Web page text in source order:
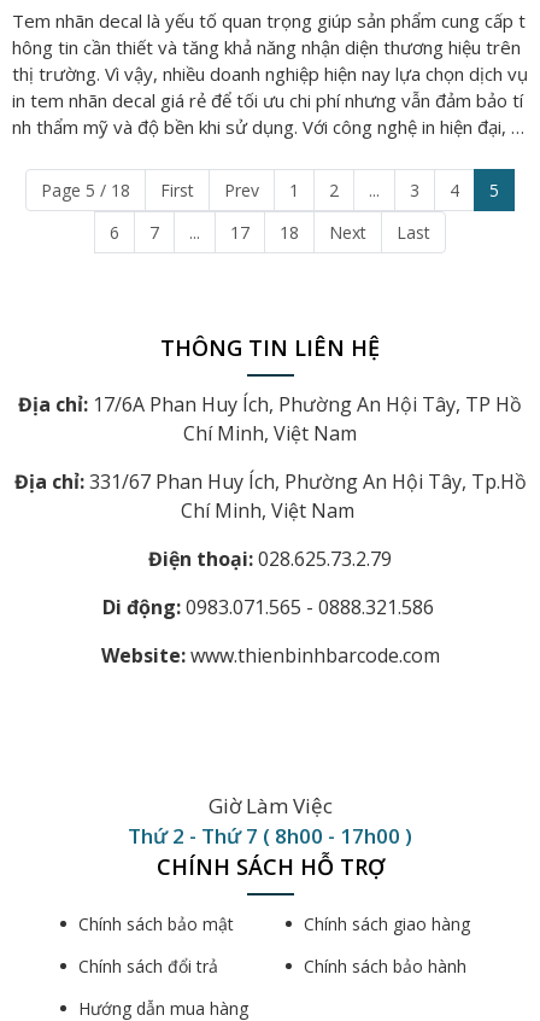
Tem nhãn decal là yếu tố quan trọng giúp sản phẩm cung cấp t
hông tin cần thiết và tăng khả năng nhận diện thương hiệu trên
thị trường. Vì vậy, nhiều doanh nghiệp hiện nay lựa chọn dịch vụ
in tem nhãn decal giá rẻ để tối ưu chi phí nhưng vẫn đảm bảo tí
nh thẩm mỹ và độ bền khi sử dụng. Với công nghệ in hiện đại, t
oại bao bì. Thiên Bình Barcode cung cấp dịch vụ in tem nhãn de
cal theo yêu cầu, đáp ứng nhu cầu sử dụng tem nhãn cho nhiều
ngành nghề khác nhau.
Page 5 / 18 First Prev 1 2 ... 3 4
5
6
7 ... 17 18 Next Last
THÔNG TIN LIÊN HỆ
Địa chỉ: 17/6A Phan Huy Ích, Phường An Hội Tây, TP Hồ
Chí Minh, Việt Nam
Địa chỉ:331/67 Phan Huy Ích, Phường An Hội Tây, Tp.Hồ
Chí Minh, Việt Nam
Điện thoại:028.625.73.2.79
Di động:0983.071.565 - 0888.321.586
Website:www.thienbinhbarcode.com
Giờ Làm Việc
Thứ 2 - Thứ 7 ( 8h00 - 17h00 )
CHÍNH SÁCH HỖ TRỢ
Chính sách bảo mật
Chính sách giao hàng
Chính sách đổi trả
Chính sách bảo hành
Hướng dẫn mua hàng